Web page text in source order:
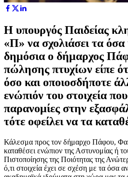
Η υπουργός Παιδείας
«Π» να σχολιάσει τα όσα
δημόσια ο δήμαρχος
πώλησης πτυχίων είπε
όσο και οποιοσδήποτε
ενώπιόν του στοιχεία
παρανομίες στην
τότε οφείλει να τα
Κάλεσμα προς τον δήμαρχο Πάφου,
καταθέσει ενώπιον της Αστυνομίας ή
Πιστοποίησης της Ποιότητας της
ό,τι στοιχεία έχει σε σχέση με τα όσα